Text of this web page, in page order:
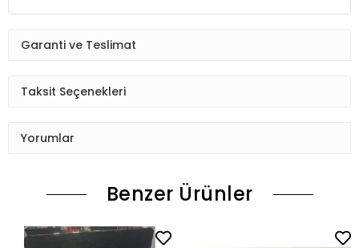
Garanti ve Teslimat
Taksit Seçenekleri
Yorumlar
Benzer Ürünler